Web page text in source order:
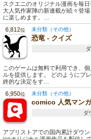
スクエニのオリジナル漫画を毎
大人気作家陣の新連載が続々登
に楽しめます。…
6,812位 未分類（その他）
恐竜 - クイズ
このゲームは無料で利用でき、
ルを提供します。 どのようにプ
終的な決定をす…
6,950位 未分類（その他）
comico 人気マン
ダ
アプリストアでの国内累計ダウ